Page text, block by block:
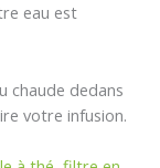
eau est
chaude dedans
votre infusion.